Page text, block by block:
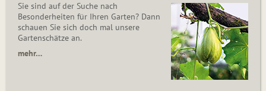
Sie sind auf der Suche nach
Besonderheiten für Ihren Garten? Dann
schauen Sie sich doch mal unsere
Gartenschätze an.
mehr…